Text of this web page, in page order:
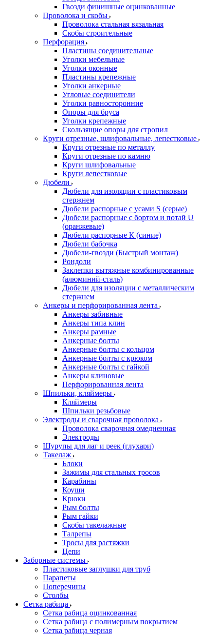
Гвозди финишные оцинкованные
Проволока и скобы
Проволока стальная вязальная
Скобы строительные
Перфорация
Пластины соединительные
Уголки мебельные
Уголки оконные
Пластины крепежные
Уголки анкерные
Угловые соединители
Уголки равносторонние
Опоры для бруса
Уголки крепежные
Скользящие опоры для стропил
Круги отрезные, шлифовальные, лепестковые
Круги отрезные по металлу
Круги отрезные по камню
Круги шлифовальные
Круги лепестковые
Дюбели
Дюбели для изоляции с пластиковым
стержнем
Дюбели распорные с усами S (серые)
Дюбели распорные c бортом и потай U
(оранжевые)
Дюбели распорные К (синие)
Дюбели бабочка
Дюбели-гвозди (Быстрый монтаж)
Рондоли
Заклепки вытяжные комбинированные
(алюминий-сталь)
Дюбели для изоляции с металлическим
стержнем
Анкеры и перфорированная лента
Анкеры забивные
Анкеры типа клин
Анкеры рамные
Анкерные болты
Анкерные болты с кольцом
Анкерные болты с крюком
Анкерные болты с гайкой
Анкеры клиновые
Перфорированная лента
Шпильки, кляймеры
Кляймеры
Шпильки резьбовые
Электроды и сварочная проволока
Проволока сварочная омедненная
Электроды
Шурупы для лаг и реек (глухари)
Такелаж
Блоки
Зажимы для стальных тросов
Карабины
Коуши
Крюки
Рым болты
Рым гайки
Скобы такелажные
Талрепы
Тросы для растяжки
Цепи
Заборные системы
Пластиковые заглушки для труб
Парапеты
Поперечины
Столбы
Сетка рабица
Сетка рабица оцинкованная
Сетка рабица с полимерным покрытием
Сетка рабица черная